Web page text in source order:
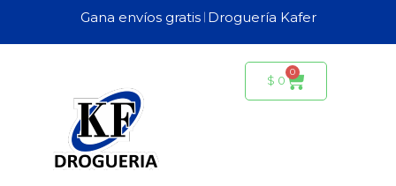
contenido
Gana envíos gratis 𝄀 Droguería Kafer
$ 0
0
Carrito